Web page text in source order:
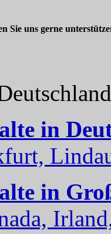
Sie uns gerne
in
in